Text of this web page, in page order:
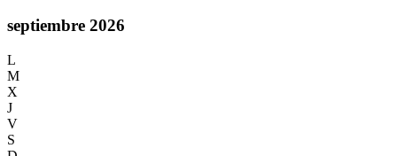
septiembre 2026
L
M
X
J
V
S